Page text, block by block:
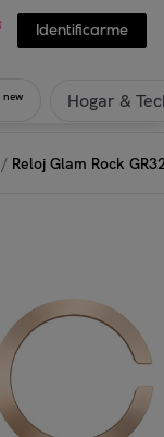
Identificarme
new Hogar &
/ Reloj Glam Rock